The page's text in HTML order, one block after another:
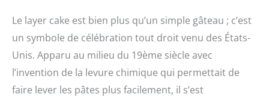
Le layer cake est bien plus qu’un simple gâteau ; c’est
un symbole de célébration tout droit venu des États-
Unis. Apparu au milieu du 19ème siècle avec
l’invention de la levure chimique qui permettait de
faire lever les pâtes plus facilement, il s’est